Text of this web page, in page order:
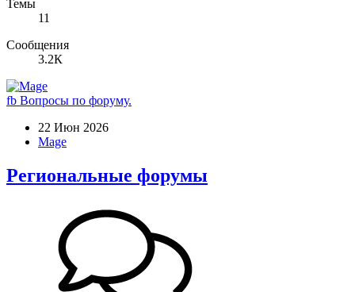
Темы
11
Сообщения
3.2К
fb Вопросы по форуму.
22 Июн 2026
Mage
Региональные форумы